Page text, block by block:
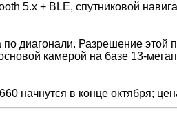
5.x + BLE, спутниковой
диагонали. Разрешение этой
камерой на базе 13-
начнутся в конце октября;